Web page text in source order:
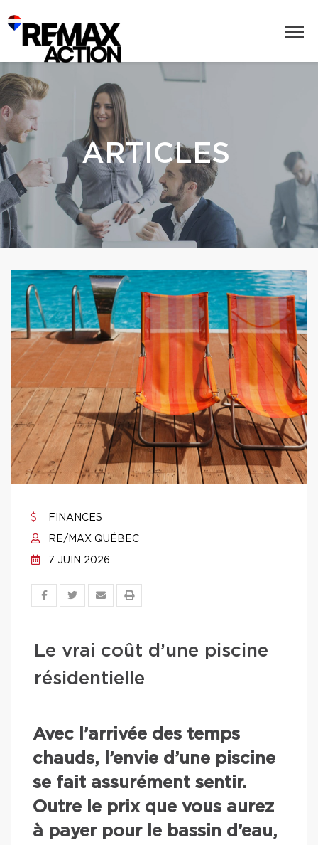
ARTICLES
FINANCES
RE/MAX QUÉBEC
7 JUIN 2026
Le vrai coût d’une piscine
résidentielle
Avec l’arrivée des temps
chauds, l’envie d’une piscine
se fait assurément sentir.
Outre le prix que vous aurez
à payer pour le bassin d’eau,